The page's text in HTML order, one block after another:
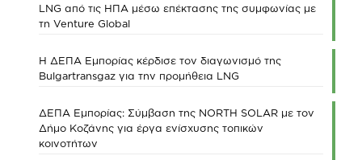
LNG από τις ΗΠΑ μέσω επέκτασης της συμφωνίας με
τη Venture Global
Η ΔΕΠΑ Εμπορίας κέρδισε τον διαγωνισμό της
Bulgartransgaz για την προμήθεια LNG
ΔΕΠΑ Εμπορίας: Σύμβαση της NORTH SOLAR με τον
Δήμο Κοζάνης για έργα ενίσχυσης τοπικών
κοινοτήτων